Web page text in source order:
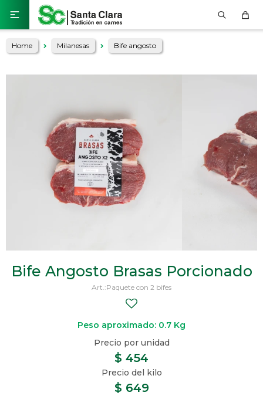

Home Milanesas Bife angosto
Bife Angosto Brasas Porcionado
Paquete con 2 bifes
Peso aproximado: 0.7 Kg
$ 649
$ 454